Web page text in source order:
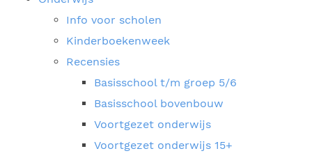
Info voor scholen
Kinderboekenweek
Recensies
Basisschool t/m groep 5/6
Basisschool bovenbouw
Voortgezet onderwijs
Voortgezet onderwijs 15+